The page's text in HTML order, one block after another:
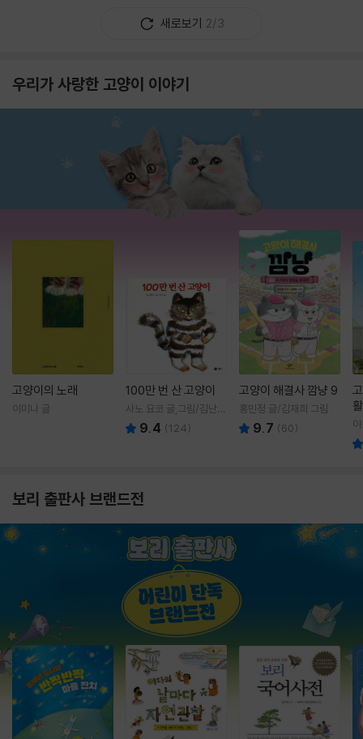
새로보기 2/3
우리가 사랑한 고양이 이야기
고양이의 노래
이미나 글
100만 번 산 고양이
사노 요코 글,그림/김난주
역 9.4 (124)
고양이 해결사 깜냥 9
홍민정 글/김재희 그림
9.7 (60)
보리 출판사 브랜드전